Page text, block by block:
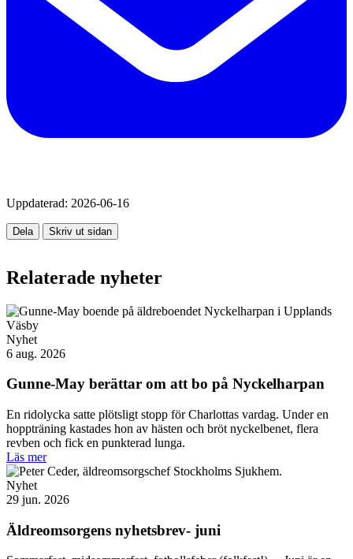
Uppdaterad: 2026-06-16
Dela Skriv ut sidan
Relaterade nyheter
Nyhet
6 aug. 2026
Gunne-May berättar om att bo på Nyckelharpan
En ridolycka satte plötsligt stopp för Charlottas vardag. Under en
hoppträning kastades hon av hästen och bröt nyckelbenet, flera
revben och fick en punkterad lunga.
Läs mer
Nyhet
29 jun. 2026
Äldreomsorgens nyhetsbrev- juni